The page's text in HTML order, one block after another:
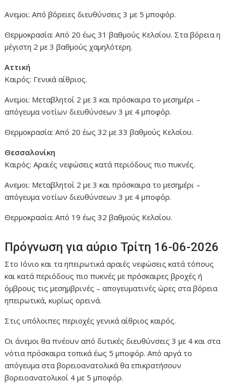
Ανεμοι: Από βόρειες διευθύνσεις 3 με 5 μποφόρ.
Θερμοκρασία: Από 20 έως 31 βαθμούς Κελσίου. Στα βόρεια η
μέγιστη 2 με 3 βαθμούς χαμηλότερη.
Αττική
Καιρός: Γενικά αίθριος.
Ανεμοι: Μεταβλητοί 2 με 3 και πρόσκαιρα το μεσημέρι –
απόγευμα νοτίων διευθύνσεων 3 με 4 μποφόρ.
Θερμοκρασία: Από 20 έως 32 με 33 βαθμούς Κελσίου.
Θεσσαλονίκη
Καιρός: Αραιές νεφώσεις κατά περιόδους πιο πυκνές.
Ανεμοι: Μεταβλητοί 2 με 3 και πρόσκαιρα το μεσημέρι –
απόγευμα νοτίων διευθύνσεων 3 με 4 μποφόρ.
Θερμοκρασία: Από 19 έως 32 βαθμούς Κελσίου.
Πρόγνωση για αύριο Τρίτη 16-06-2026
Στο Ιόνιο και τα ηπειρωτικά αραιές νεφώσεις κατά τόπους
και κατά περιόδους πιο πυκνές με πρόσκαιρες βροχές ή
όμβρους τις μεσημβρινές – απογευματινές ώρες στα βόρεια
ηπειρωτικά, κυρίως ορεινά.
Στις υπόλοιπες περιοχές γενικά αίθριος καιρός.
Οι άνεμοι θα πνέουν από δυτικές διευθύνσεις 3 με 4 και στα
νότια πρόσκαιρα τοπικά έως 5 μποφόρ. Από αργά το
απόγευμα στα βορειοανατολικά θα επικρατήσουν
βορειοανατολικοί 4 με 5 μποφόρ.